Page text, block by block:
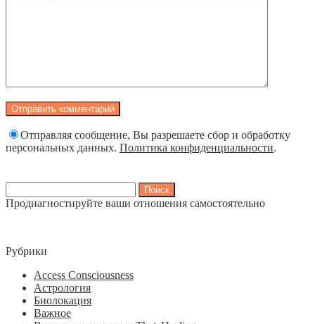
Отправляя сообщение, Вы разрешаете сбор и обработку
персональных данных. Политика конфиденциальности.
Продиагностируйте ваши отношения самостоятельно
Рубрики
Access Consciousness
Астрология
Биолокация
Важное